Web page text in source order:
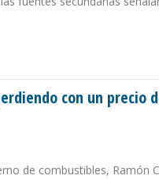
con un precio
de combustibles, Ramón